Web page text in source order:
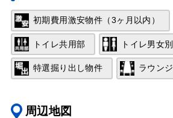
初期費用激安物件（3ヶ月以内）
トイレ共用部 トイレ男女別
特選掘り出し物件 ラウンジ
周辺地図